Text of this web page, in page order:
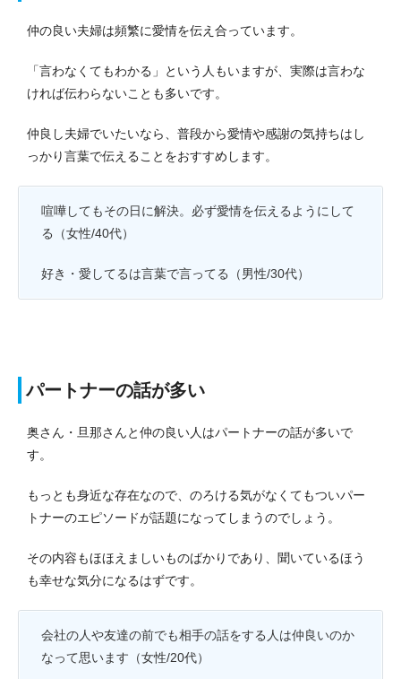
仲の良い夫婦は頻繁に愛情を伝え合っています。
「言わなくてもわかる」という人もいますが、実際は言わな
ければ伝わらないことも多いです。
仲良し夫婦でいたいなら、普段から愛情や感謝の気持ちはし
っかり言葉で伝えることをおすすめします。
喧嘩してもその日に解決。必ず愛情を伝えるようにして
る（女性/40代）
好き・愛してるは言葉で言ってる（男性/30代）
パートナーの話が多い
奥さん・旦那さんと仲の良い人はパートナーの話が多いで
す。
もっとも身近な存在なので、のろける気がなくてもついパー
トナーのエピソードが話題になってしまうのでしょう。
その内容もほほえましいものばかりであり、聞いているほう
も幸せな気分になるはずです。
会社の人や友達の前でも相手の話をする人は仲良いのか
なって思います（女性/20代）